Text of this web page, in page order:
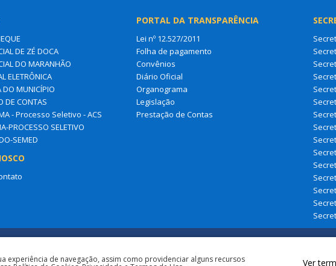
DE ZÉ DOCA
DO MARANHÃO
ELETRÔNICA
DO MUNICÍPIO
DE CONTAS
- Processo Seletivo - ACS
PROCESSO SELETIVO
SEMED
PORTAL DA TRANSPARÊNCIA
Lei nº 12.527/2011
Folha de pagamento
Convênios
Diário Oficial
Organograma
Legislação
Prestação de Contas
experiência de navegação, assim como providenciar alguns recursos Ver